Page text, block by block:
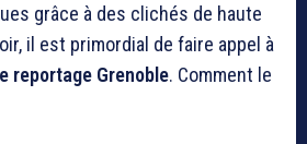
grâce à des clichés de haute
il est primordial de faire appel à
reportage Grenoble. Comment le